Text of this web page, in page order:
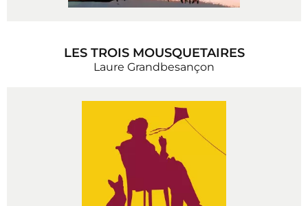
LES TROIS MOUSQUETAIRES
Laure Grandbesançon